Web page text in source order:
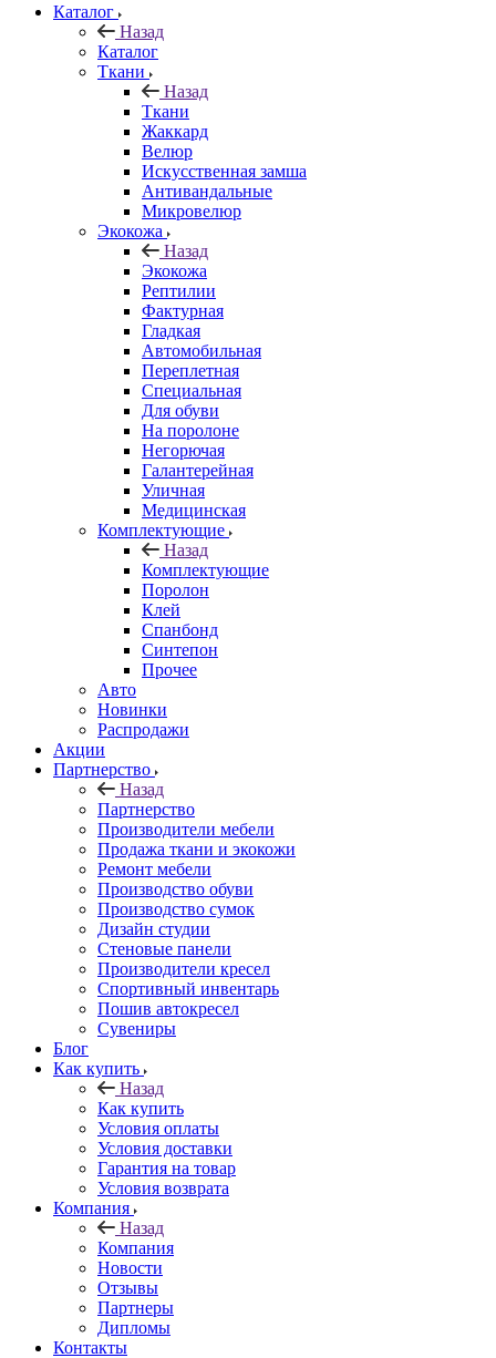
Каталог
Назад
Каталог
Ткани
Назад
Ткани
Жаккард
Велюр
Искусственная замша
Антивандальные
Микровелюр
Экокожа
Назад
Экокожа
Рептилии
Фактурная
Гладкая
Автомобильная
Переплетная
Специальная
Для обуви
На поролоне
Негорючая
Галантерейная
Уличная
Медицинская
Комплектующие
Назад
Комплектующие
Поролон
Клей
Спанбонд
Синтепон
Прочее
Авто
Новинки
Распродажи
Акции
Партнерство
Назад
Партнерство
Производители мебели
Продажа ткани и экокожи
Ремонт мебели
Производство обуви
Производство сумок
Дизайн студии
Стеновые панели
Производители кресел
Спортивный инвентарь
Пошив автокресел
Сувениры
Блог
Как купить
Назад
Как купить
Условия оплаты
Условия доставки
Гарантия на товар
Условия возврата
Компания
Назад
Компания
Новости
Отзывы
Партнеры
Дипломы
Контакты